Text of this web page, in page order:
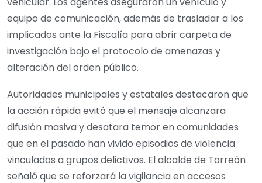
equipo de comunicación, además de trasladar a los
implicados ante la Fiscalía para abrir carpeta de
investigación bajo el protocolo de amenazas y
alteración del orden público.
Autoridades municipales y estatales destacaron que
la acción rápida evitó que el mensaje alcanzara
difusión masiva y desatara temor en comunidades
que en el pasado han vivido episodios de violencia
vinculados a grupos delictivos. El alcalde de Torreón
señaló que se reforzará la vigilancia en accesos